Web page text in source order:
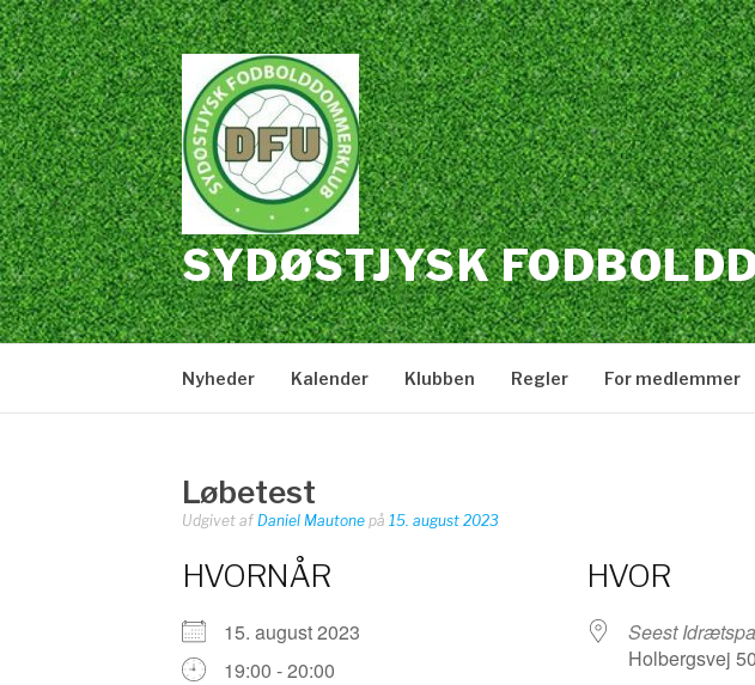
Spring
til
indhold
SYDØSTJYSK
Nyheder Kalender Klubben Regler For medlemmer
Løbetest
Udgivet af Daniel Mautone på 15. august 2023
HVORNÅR
15. august 2023
19:00 - 20:00
HVOR
Seest
Holbergsvej